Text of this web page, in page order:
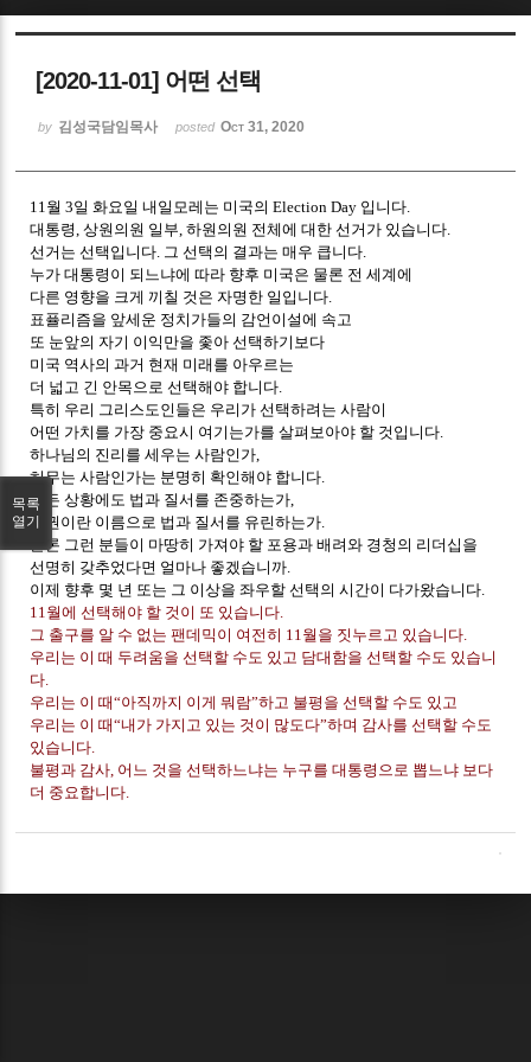
[2020-11-01] 어떤 선택
by 김성국담임목사 posted Oct 31, 2020
11월 3일 화요일 내일모레는 미국의 Election Day 입니다.
대통령, 상원의원 일부, 하원의원 전체에 대한 선거가 있습니다.
선거는 선택입니다. 그 선택의 결과는 매우 큽니다.
누가 대통령이 되느냐에 따라 향후 미국은 물론 전 세계에
다른 영향을 크게 끼칠 것은 자명한 일입니다.
표퓰리즘을 앞세운 정치가들의 감언이설에 속고
또 눈앞의 자기 이익만을 좇아 선택하기보다
미국 역사의 과거 현재 미래를 아우르는
더 넓고 긴 안목으로 선택해야 합니다.
특히 우리 그리스도인들은 우리가 선택하려는 사람이
어떤 가치를 가장 중요시 여기는가를 살펴보아야 할 것입니다.
하나님의 진리를 세우는 사람인가,
허무는 사람인가는 분명히 확인해야 합니다.
힘든 상황에도 법과 질서를 존중하는가,
인권이란 이름으로 법과 질서를 유린하는가.
물론 그런 분들이 마땅히 가져야 할 포용과 배려와 경청의 리더십을
선명히 갖추었다면 얼마나 좋겠습니까.
이제 향후 몇 년 또는 그 이상을 좌우할 선택의 시간이 다가왔습니다.
11월에 선택해야 할 것이 또 있습니다.
그 출구를 알 수 없는 팬데믹이 여전히 11월을 짓누르고 있습니다.
우리는 이 때 두려움을 선택할 수도 있고 담대함을 선택할 수도 있습니
다.
우리는 이 때“아직까지 이게 뭐람”하고 불평을 선택할 수도 있고
우리는 이 때“내가 가지고 있는 것이 많도다”하며 감사를 선택할 수도
있습니다.
불평과 감사, 어느 것을 선택하느냐는 누구를 대통령으로 뽑느냐 보다
더 중요합니다.
목록
열기
Sketchbook5, 스케치북5
Sketchbook5, 스케치북5